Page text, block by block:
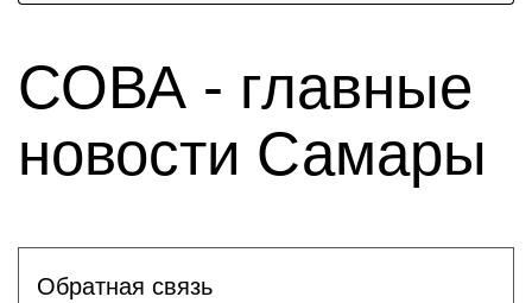
СОВА - главные
новости Самары
Обратная связь